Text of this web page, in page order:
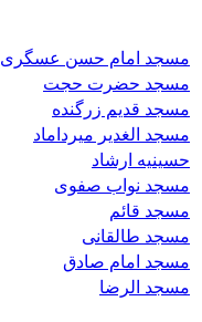
مسجد امام حسن عسگری
مسجد حضرت حجت
مسجد قدیم زرگنده
مسجد الغدیر میرداماد
حسینیه ارشاد
مسجد نواب صفوی
مسجد قائم
مسجد طالقانی
مسجد امام صادق
مسجد الرضا